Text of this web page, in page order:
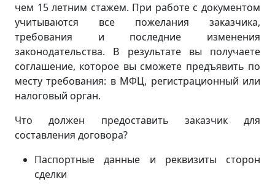
чем 15 летним стажем. При работе с документом
учитываются все пожелания заказчика,
требования и последние изменения
законодательства. В результате вы получаете
соглашение, которое вы сможете предъявить по
месту требования: в МФЦ, регистрационный или
налоговый орган.
Что должен предоставить заказчик для
составления договора?
Паспортные данные и реквизиты сторон
сделки